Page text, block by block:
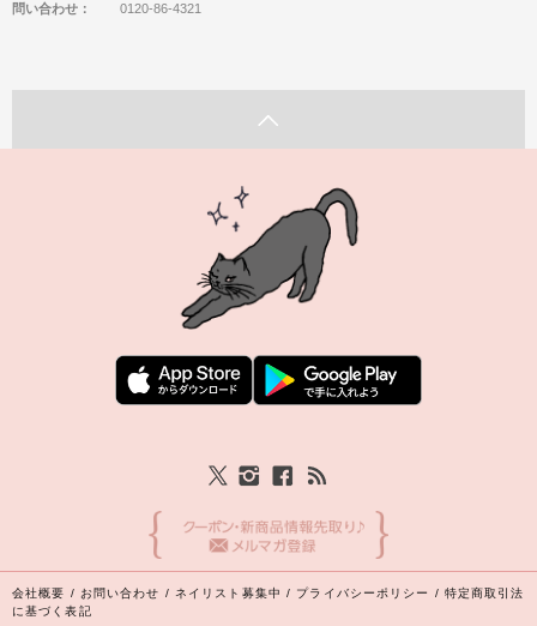
問い合わせ：
0120-86-4321
会社概要 / お問い合わせ / ネイリスト募集中 / プライバシーポリシー / 特定商取引法
に基づく表記